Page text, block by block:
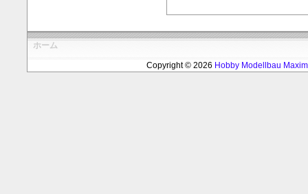
ホーム
Copyright © 2026 Hobby Modellbau